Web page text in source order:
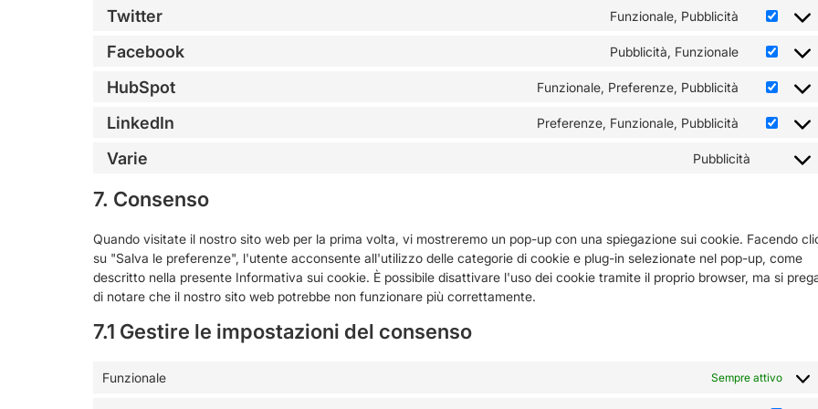
Twitter Funzionale, Pubblicità
Facebook Pubblicità, Funzionale
HubSpot Funzionale, Preferenze, Pubblicità
LinkedIn Preferenze, Funzionale, Pubblicità
Varie Pubblicità
7. Consenso
Quando visitate il nostro sito web per la prima volta, vi mostreremo un pop-up con una spiegazione sui cookie. Facendo
su "Salva le preferenze", l'utente acconsente all'utilizzo delle categorie di cookie e plug-in selezionate nel pop-up, come
descritto nella presente Informativa sui cookie. È possibile disattivare l'uso dei cookie tramite il proprio browser, ma si
di notare che il nostro sito web potrebbe non funzionare più correttamente.
7.1 Gestire le impostazioni del consenso
Funzionale Sempre attivo